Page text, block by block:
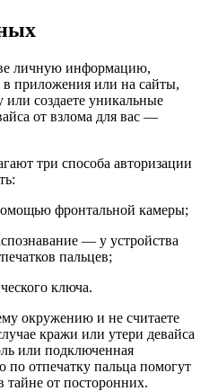
личную информацию,
в приложения или на сайты,
создаете уникальные
от взлома для вас —
три способа авторизации
фронтальной камеры;
— у устройства
пальцев;
ключа.
окружению и не считаете
кражи или утери девайса
или подключенная
отпечатку пальца помогут
тайне от посторонних.